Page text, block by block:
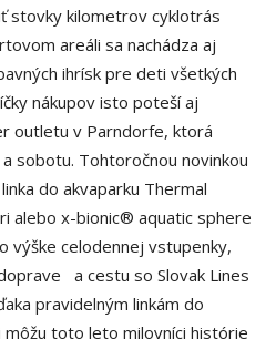
stovky kilometrov cyklotrás
areáli sa nachádza aj
ihrísk pre deti všetkých
nákupov isto poteší aj
outletu v Parndorfe, ktorá
sobotu. Tohtoročnou novinkou
do akvaparku Thermal
alebo x-bionic® aquatic sphere
výške celodennej vstupenky,
a cestu so Slovak Lines
pravidelným linkám do
toto leto milovníci histórie